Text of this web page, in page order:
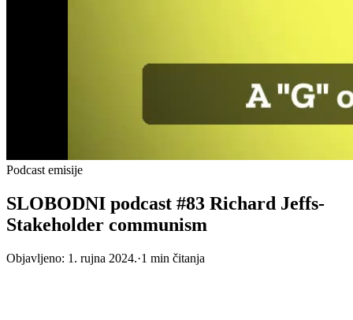
Podcast emisije
SLOBODNI podcast #83 Richard Jeffs-
Stakeholder communism
Objavljeno: 1. rujna 2024.·1 min čitanja